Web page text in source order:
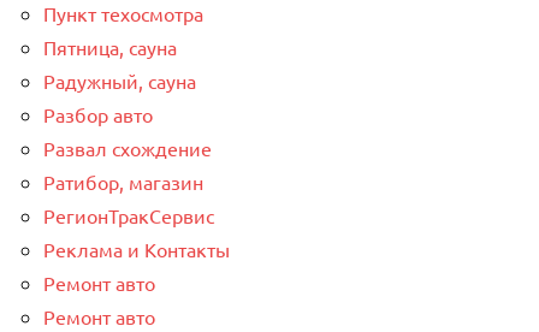
Пункт техосмотра
Пятница, сауна
Радужный, сауна
Разбор авто
Развал схождение
Ратибор, магазин
РегионТракСервис
Реклама и Контакты
Ремонт авто
Ремонт авто